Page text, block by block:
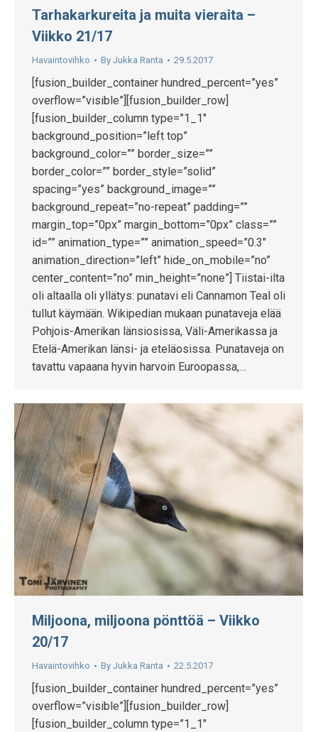
Tarhakarkureita ja muita vieraita –
Viikko 21/17
Havaintovihko By Jukka Ranta 29.5.2017
[fusion_builder_container hundred_percent=”yes”
overflow=”visible”][fusion_builder_row]
[fusion_builder_column type=”1_1″
background_position=”left top”
background_color=”” border_size=””
border_color=”” border_style=”solid”
spacing=”yes” background_image=””
background_repeat=”no-repeat” padding=””
margin_top=”0px” margin_bottom=”0px” class=””
id=”” animation_type=”” animation_speed=”0.3″
animation_direction=”left” hide_on_mobile=”no”
center_content=”no” min_height=”none”] Tiistai-ilta
oli altaalla oli yllätys: punatavi eli Cannamon Teal oli
tullut käymään. Wikipedian mukaan punataveja elää
Pohjois-Amerikan länsiosissa, Väli-Amerikassa ja
Etelä-Amerikan länsi- ja eteläosissa. Punataveja on
tavattu vapaana hyvin harvoin Euroopassa,…
Miljoona, miljoona pönttöä – Viikko
20/17
Havaintovihko By Jukka Ranta 22.5.2017
[fusion_builder_container hundred_percent=”yes”
overflow=”visible”][fusion_builder_row]
[fusion_builder_column type=”1_1″